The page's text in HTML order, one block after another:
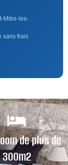
Mitre-les-
sans frais
de plus de
300m2